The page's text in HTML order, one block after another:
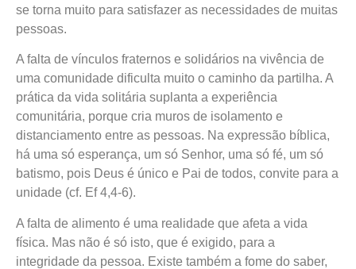
se torna muito para satisfazer as necessidades de muitas
pessoas.
A falta de vínculos fraternos e solidários na vivência de
uma comunidade dificulta muito o caminho da partilha. A
prática da vida solitária suplanta a experiência
comunitária, porque cria muros de isolamento e
distanciamento entre as pessoas. Na expressão bíblica,
há uma só esperança, um só Senhor, uma só fé, um só
batismo, pois Deus é único e Pai de todos, convite para a
unidade (cf. Ef 4,4-6).
A falta de alimento é uma realidade que afeta a vida
física. Mas não é só isto, que é exigido, para a
integridade da pessoa. Existe também a fome do saber,